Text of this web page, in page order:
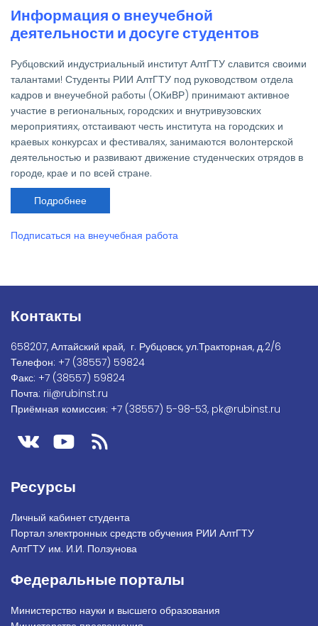
Информация о внеучебной
деятельности и досуге студентов
Рубцовский индустриальный институт АлтГТУ славится своими
талантами! Студенты РИИ АлтГТУ под руководством отдела
кадров и внеучебной работы (ОКиВР) принимают активное
участие в региональных, городских и внутривузовских
мероприятиях, отстаивают честь института на городских и
краевых конкурсах и фестивалях, занимаются волонтерской
деятельностью и развивают движение студенческих отрядов в
городе, крае и по всей стране.
Подробнее
Информация
внеучебной
деятельности
Подписаться на внеучебная работа
Контакты
658207, Алтайский край, г. Рубцовск, ул.Тракторная, д.2/6
Телефон: +7 (38557) 59824
Факс: +7 (38557) 59824
Почта: rii@rubinst.ru
Приёмная комиссия: +7 (38557) 5-98-53, pk@rubinst.ru
Ресурсы
Личный кабинет студента
Портал электронных средств обучения РИИ АлтГТУ
АлтГТУ им. И.И. Ползунова
Федеральные порталы
Министерство науки и высшего образования